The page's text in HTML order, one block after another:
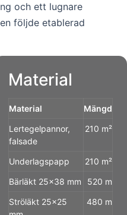
och ett lugnare
följde etablerad
Material
Material
Mängd
Lertegelpannor,
falsade
210 m²
Underlagspapp
210 m²
Bärläkt 25×38 mm
520 m
Ströläkt 25×25
480 m